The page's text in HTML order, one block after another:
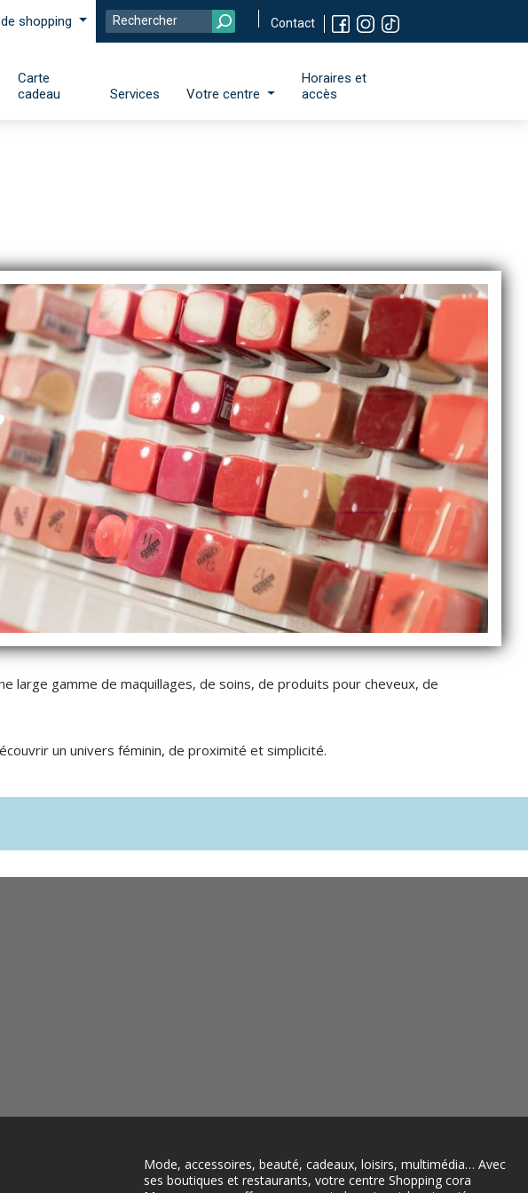
shopping Contact
Carte
cadeau
Services Votre centre
Horaires et
accès
large gamme de maquillages, de soins, de produits pour cheveux, de
un univers féminin, de proximité et simplicité.
Mode, accessoires, beauté, cadeaux, loisirs, multimédia… Avec
ses boutiques et restaurants, votre centre Shopping cora